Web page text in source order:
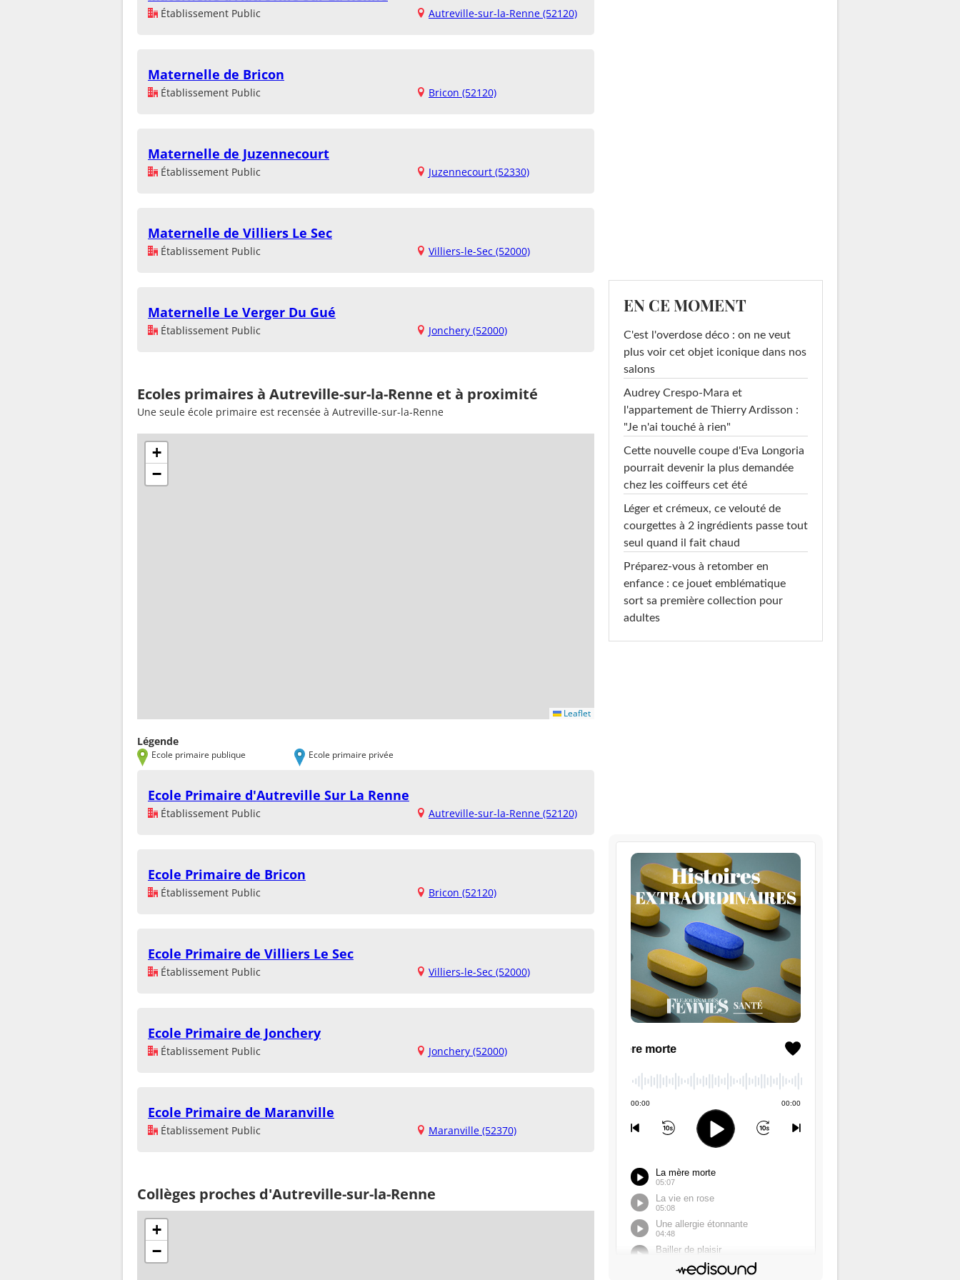
Établissement Public Autreville-sur-la-Renne (52120)
Maternelle de Bricon
Établissement Public Bricon (52120)
Maternelle de Juzennecourt
Établissement Public Juzennecourt (52330)
Maternelle de Villiers Le Sec
Établissement Public Villiers-le-Sec (52000)
Maternelle Le Verger Du Gué
Établissement Public Jonchery (52000)
Ecoles primaires à Autreville-sur-la-Renne et à proximité
Une seule école primaire est recensée à Autreville-sur-la-Renne
+
−
Leaflet
Légende
Ecole primaire publique Ecole primaire privée
Ecole Primaire d'Autreville Sur La Renne
Établissement Public Autreville-sur-la-Renne (52120)
Ecole Primaire de Bricon
Établissement Public Bricon (52120)
Ecole Primaire de Villiers Le Sec
Établissement Public Villiers-le-Sec (52000)
Ecole Primaire de Jonchery
Établissement Public Jonchery (52000)
Ecole Primaire de Maranville
Établissement Public Maranville (52370)
Collèges proches d'Autreville-sur-la-Renne
+
−
EN CE MOMENT
C'est l'overdose déco : on ne veut
plus voir cet objet iconique dans nos
salons
Audrey Crespo-Mara et
l'appartement de Thierry Ardisson :
"Je n'ai touché à rien"
Cette nouvelle coupe d'Eva Longoria
pourrait devenir la plus demandée
chez les coiffeurs cet été
Léger et crémeux, ce velouté de
courgettes à 2 ingrédients passe tout
seul quand il fait chaud
Préparez-vous à retomber en
enfance : ce jouet emblématique
sort sa première collection pour
adultes